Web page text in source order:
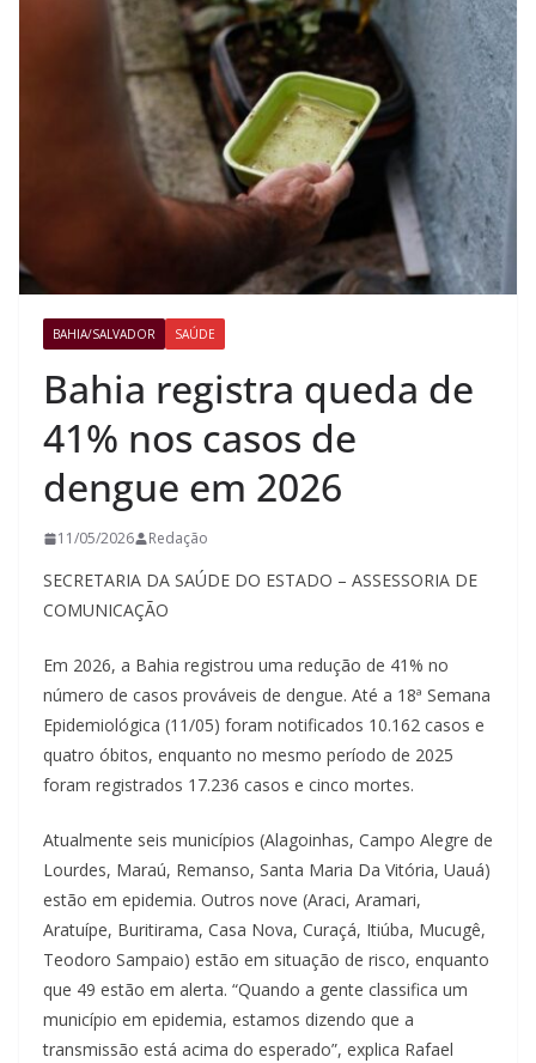
BAHIA/SALVADOR SAÚDE
Bahia registra queda de
41% nos casos de
dengue em 2026
11/05/2026 Redação
SECRETARIA DA SAÚDE DO ESTADO – ASSESSORIA DE
COMUNICAÇÃO
Em 2026, a Bahia registrou uma redução de 41% no
número de casos prováveis de dengue. Até a 18ª Semana
Epidemiológica (11/05) foram notificados 10.162 casos e
quatro óbitos, enquanto no mesmo período de 2025
foram registrados 17.236 casos e cinco mortes.
Atualmente seis municípios (Alagoinhas, Campo Alegre de
Lourdes, Maraú, Remanso, Santa Maria Da Vitória, Uauá)
estão em epidemia. Outros nove (Araci, Aramari,
Aratuípe, Buritirama, Casa Nova, Curaçá, Itiúba, Mucugê,
Teodoro Sampaio) estão em situação de risco, enquanto
que 49 estão em alerta. “Quando a gente classifica um
município em epidemia, estamos dizendo que a
transmissão está acima do esperado”, explica Rafael